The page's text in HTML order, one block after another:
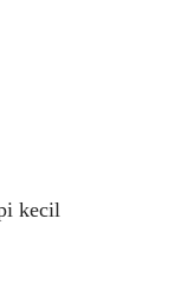
kecil